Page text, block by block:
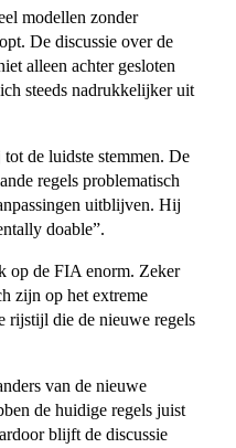
modellen zonder
De discussie over de
alleen achter gesloten
steeds nadrukkelijker uit
de luidste stemmen. De
regels problematisch
uitblijven. Hij
doable”.
op de FIA enorm. Zeker
zijn op het extreme
rijstijl die de nieuwe regels
van de nieuwe
de huidige regels juist
blijft de discussie